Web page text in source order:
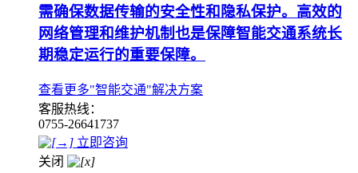
需确保数据传输的安全性和隐私保护。高效的
网络管理和维护机制也是保障智能交通系统长
期稳定运行的重要保障。
查看更多"智能交通"解决方案
客服热线：
0755-26641737
立即咨询
关闭